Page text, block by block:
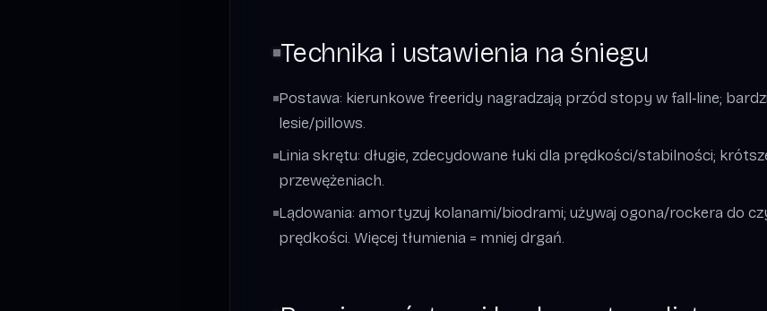
Technika i ustawienia na śniegu
Postawa: kierunkowe freeridy nagradzają przód stopy w fall‑line;
lesie/pillows.
Linia skrętu: długie, zdecydowane łuki dla prędkości/stabilności;
przewężeniach.
Lądowania: amortyzuj kolanami/biodrami; używaj ogona/rockera do
prędkości. Więcej tłumienia = mniej drgań.